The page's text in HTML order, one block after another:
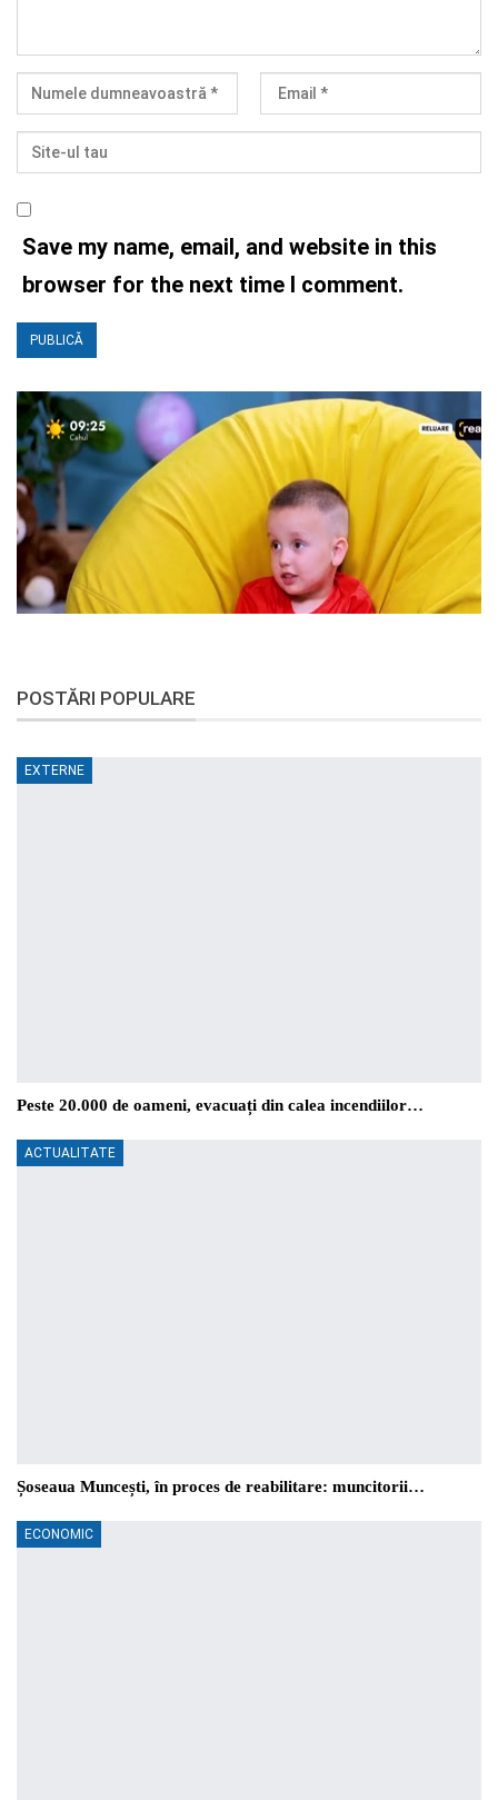
Save my name, email, and website in this
browser for the next time I comment.
POSTĂRI POPULARE
EXTERNE
Peste 20.000 de oameni, evacuați din calea incendiilor…
ACTUALITATE
Șoseaua Muncești, în proces de reabilitare: muncitorii…
ECONOMIC